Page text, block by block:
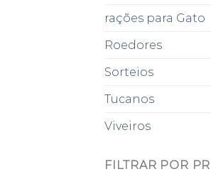
rações para Gato
Roedores
Sorteios
Tucanos
Viveiros
FILTRAR POR